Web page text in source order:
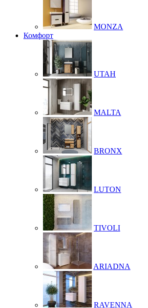
MONZA
Комфорт
UTAH
MALTA
BRONX
LUTON
TIVOLI
ARIADNA
RAVENNA